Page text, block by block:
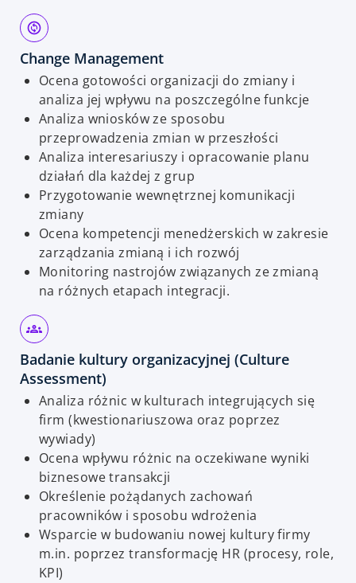
Change Management
Ocena gotowości organizacji do zmiany i
analiza jej wpływu na poszczególne funkcje
Analiza wniosków ze sposobu
przeprowadzenia zmian w przeszłości
Analiza interesariuszy i opracowanie planu
działań dla każdej z grup
Przygotowanie wewnętrznej komunikacji
zmiany
Ocena kompetencji menedżerskich w zakresie
zarządzania zmianą i ich rozwój
Monitoring nastrojów związanych ze zmianą
na różnych etapach integracji.
Badanie kultury organizacyjnej (Culture
Assessment)
Analiza różnic w kulturach integrujących się
firm (kwestionariuszowa oraz poprzez
wywiady)
Ocena wpływu różnic na oczekiwane wyniki
biznesowe transakcji
Określenie pożądanych zachowań
pracowników i sposobu wdrożenia
Wsparcie w budowaniu nowej kultury firmy
m.in. poprzez transformację HR (procesy, role,
KPI)